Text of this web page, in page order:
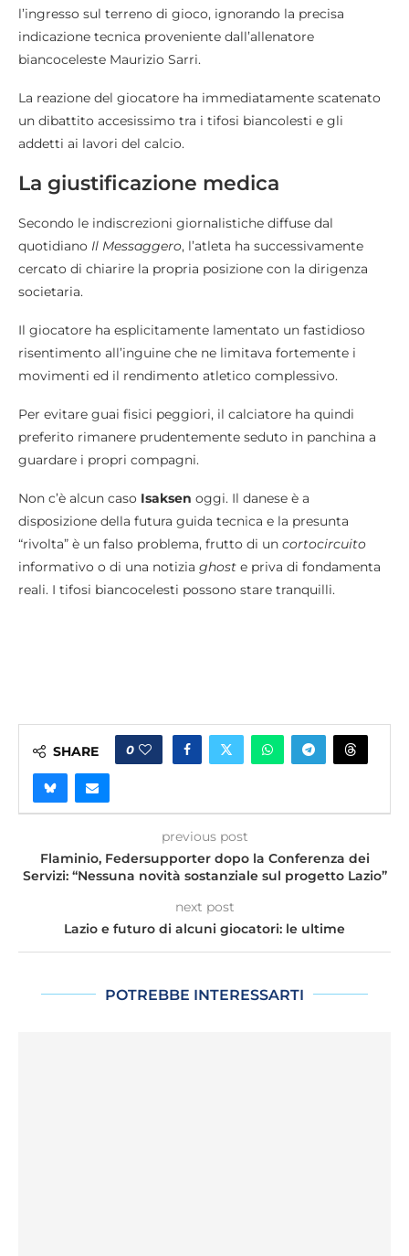
l’ingresso sul terreno di gioco, ignorando la precisa
indicazione tecnica proveniente dall’allenatore
biancoceleste Maurizio Sarri.
La reazione del giocatore ha immediatamente scatenato
un dibattito accesissimo tra i tifosi biancolesti e gli
addetti ai lavori del calcio.
La giustificazione medica
Secondo le indiscrezioni giornalistiche diffuse dal
quotidiano Il Messaggero, l’atleta ha successivamente
cercato di chiarire la propria posizione con la dirigenza
societaria.
Il giocatore ha esplicitamente lamentato un fastidioso
risentimento all’inguine che ne limitava fortemente i
movimenti ed il rendimento atletico complessivo.
Per evitare guai fisici peggiori, il calciatore ha quindi
preferito rimanere prudentemente seduto in panchina a
guardare i propri compagni.
Non c’è alcun caso Isaksen oggi. Il danese è a
disposizione della futura guida tecnica e la presunta
“rivolta” è un falso problema, frutto di un cortocircuito
informativo o di una notizia ghost e priva di fondamenta
reali. I tifosi biancocelesti possono stare tranquilli.
SHARE 0
previous post
Flaminio, Federsupporter dopo la Conferenza dei
Servizi: “Nessuna novità sostanziale sul progetto Lazio”
next post
Lazio e futuro di alcuni giocatori: le ultime
POTREBBE INTERESSARTI